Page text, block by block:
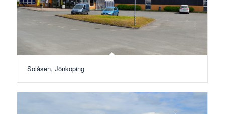
Solåsen, Jönköping